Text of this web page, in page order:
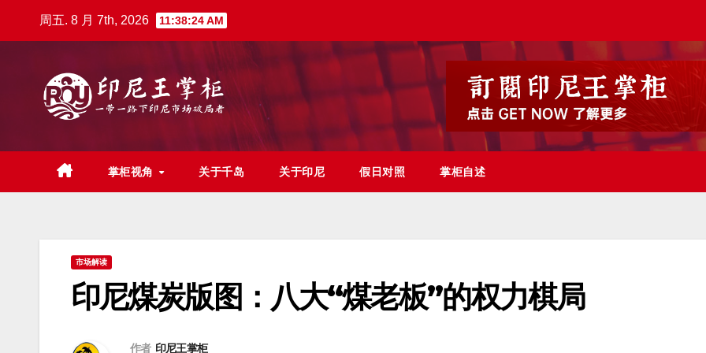
周五. 8 月 7th, 2026 11:38:25 AM
掌柜视角 关于千岛 关于印尼 假日对照 掌柜自述
市场解读
印尼煤炭版图：八大“煤老板”的权力棋局
作者 印尼王掌柜